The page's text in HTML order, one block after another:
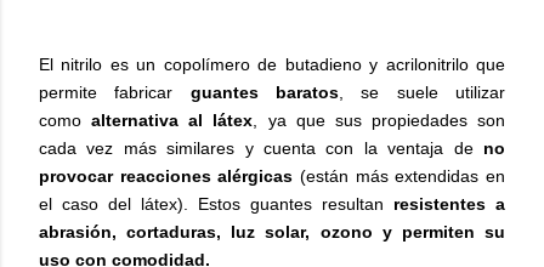
El nitrilo es un copolímero de butadieno y acrilonitrilo que
permite fabricar guantes baratos , se suele utilizar
comoalternativa al látex , ya que sus propiedades son
cada vez más similares y cuenta con la ventaja de no
provocar reacciones alérgicas (están más extendidas en
el caso del látex). Estos guantes resultan resistentes a
abrasión, cortaduras, luz solar, ozono y permiten su
uso con comodidad.